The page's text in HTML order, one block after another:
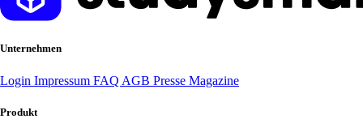
Unternehmen
Login Impressum FAQ AGB Presse Magazine
Produkt